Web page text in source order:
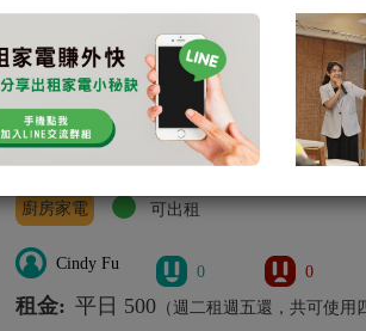
聲寶~30公升電烤箱
聲寶SAMPO KZ-SB30C
廚房家電 可出租
Cindy Fu 0 0
租金: 平日 500（週二租週五還，共可使用